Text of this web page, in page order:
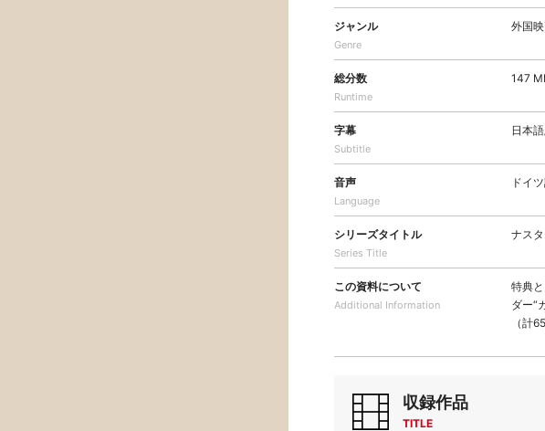
ジャンル
Genre
外国
総分数
Runtime
147
字幕
Subtitle
日本
音声
Language
ドイ
シリーズタイトル
Series Title
ナス
この資料について
Additional Information
特典
ダー“
（計
収録作品
TITLE